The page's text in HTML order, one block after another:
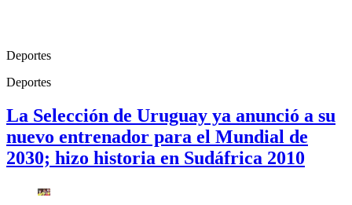
Deportes
Deportes
La Selección de Uruguay ya anunció a su
nuevo entrenador para el Mundial de
2030; hizo historia en Sudáfrica 2010